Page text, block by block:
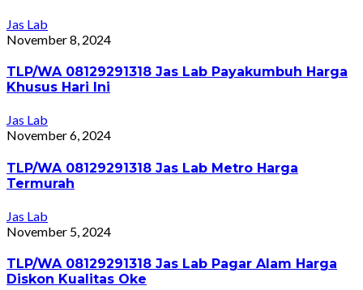
Jas Lab
November 8, 2024
TLP/WA 08129291318 Jas Lab Payakumbuh Harga
Khusus Hari Ini
Jas Lab
November 6, 2024
TLP/WA 08129291318 Jas Lab Metro Harga
Termurah
Jas Lab
November 5, 2024
TLP/WA 08129291318 Jas Lab Pagar Alam Harga
Diskon Kualitas Oke